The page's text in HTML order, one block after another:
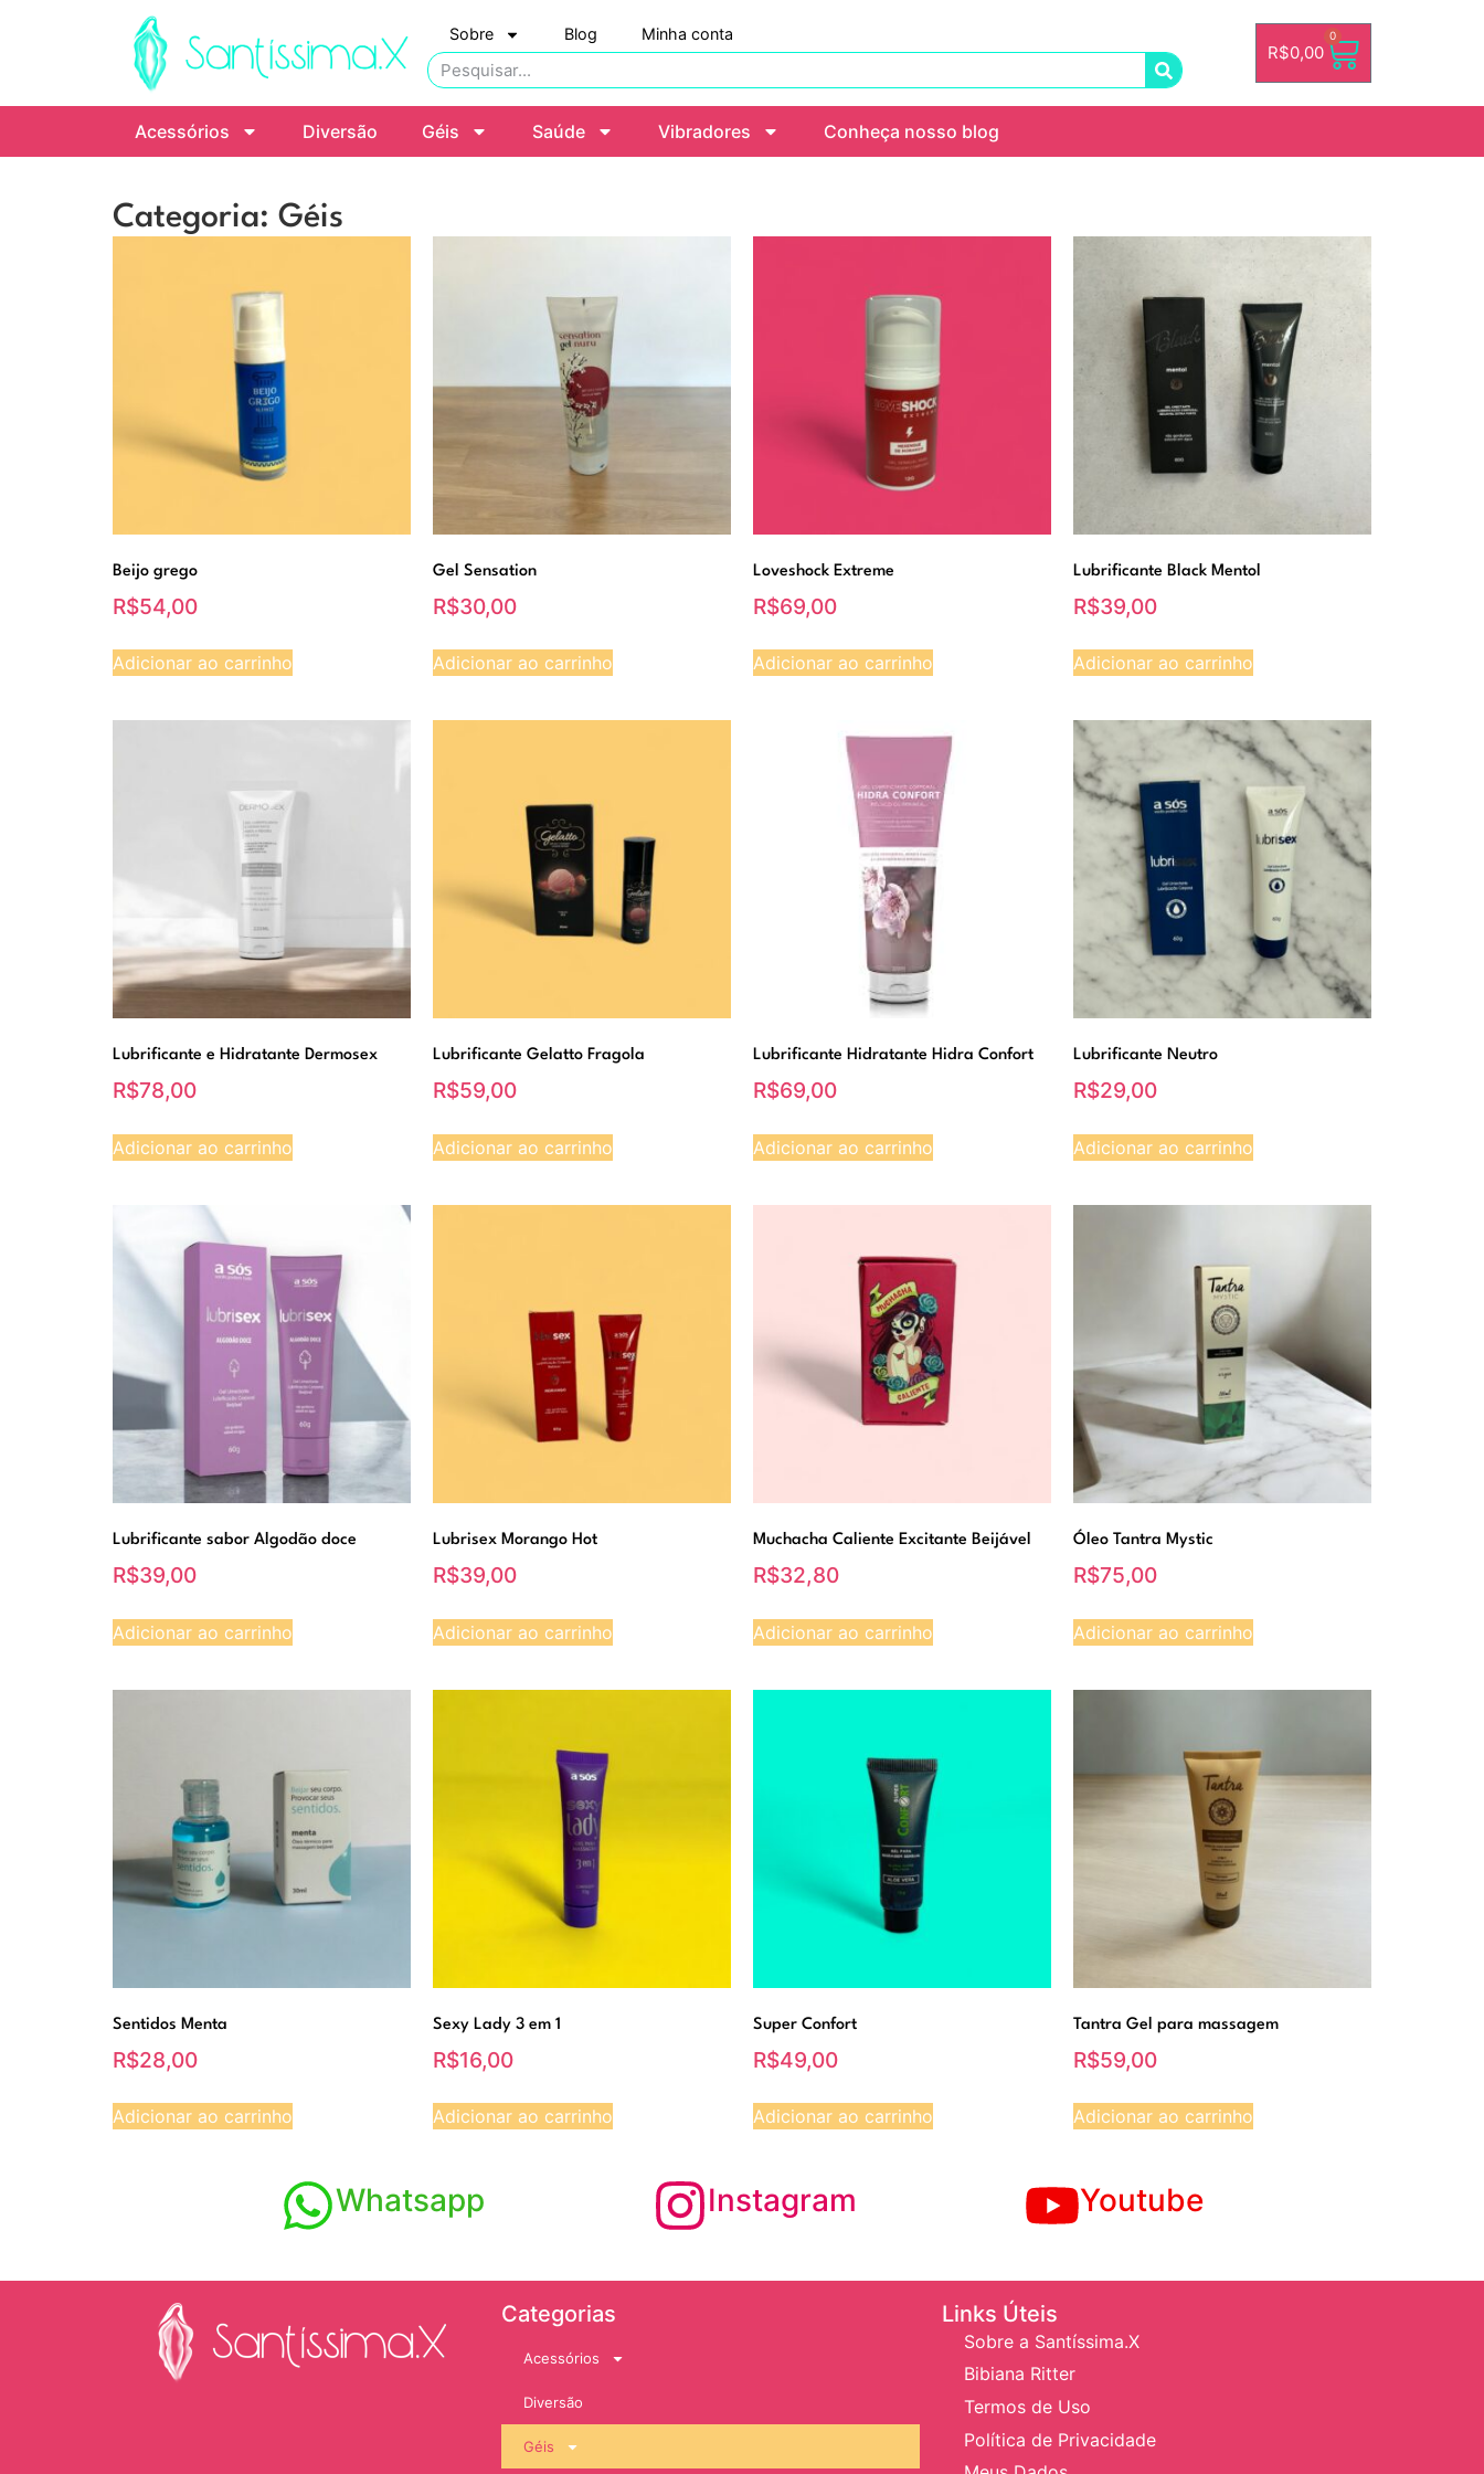
Sobre Blog Minha conta
R$0,00
0
Acessórios Diversão Géis Saúde Vibradores Conheça nosso blog
Categoria: Géis
Beijo grego
R$54,00
Adicionar ao carrinho
Gel Sensation
R$30,00
Adicionar ao carrinho
Loveshock Extreme
R$69,00
Adicionar ao carrinho
Lubrificante Black Mentol
R$39,00
Adicionar ao carrinho
Lubrificante e Hidratante Dermosex
R$78,00
Adicionar ao carrinho
Lubrificante Gelatto Fragola
R$59,00
Adicionar ao carrinho
Lubrificante Hidratante Hidra Confort
R$69,00
Adicionar ao carrinho
Lubrificante Neutro
R$29,00
Adicionar ao carrinho
Lubrificante sabor Algodão doce
R$39,00
Adicionar ao carrinho
Lubrisex Morango Hot
R$39,00
Adicionar ao carrinho
Muchacha Caliente Excitante Beijável
R$32,80
Adicionar ao carrinho
Óleo Tantra Mystic
R$75,00
Adicionar ao carrinho
Sentidos Menta
R$28,00
Adicionar ao carrinho
Sexy Lady 3 em 1
R$16,00
Adicionar ao carrinho
Super Confort
R$49,00
Adicionar ao carrinho
Tantra Gel para massagem
R$59,00
Adicionar ao carrinho
Whatsapp Instagram Youtube
Categorias
Acessórios
Diversão
Géis
Links Úteis
Sobre a Santíssima.X
Bibiana Ritter
Termos de Uso
Política de Privacidade